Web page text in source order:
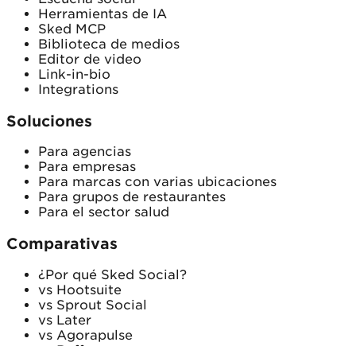
Herramientas de IA
Sked MCP
Biblioteca de medios
Editor de video
Link-in-bio
Integrations
Soluciones
Para agencias
Para empresas
Para marcas con varias ubicaciones
Para grupos de restaurantes
Para el sector salud
Comparativas
¿Por qué Sked Social?
vs Hootsuite
vs Sprout Social
vs Later
vs Agorapulse